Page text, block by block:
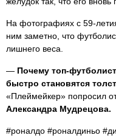
На фотографиях с 59-
ним заметно, что
лишнего веса.
— Почему топ-
быстро становятся
«Плеймейкер» попросил
Александра Мудрецова.
#роналдо #роналдиньо